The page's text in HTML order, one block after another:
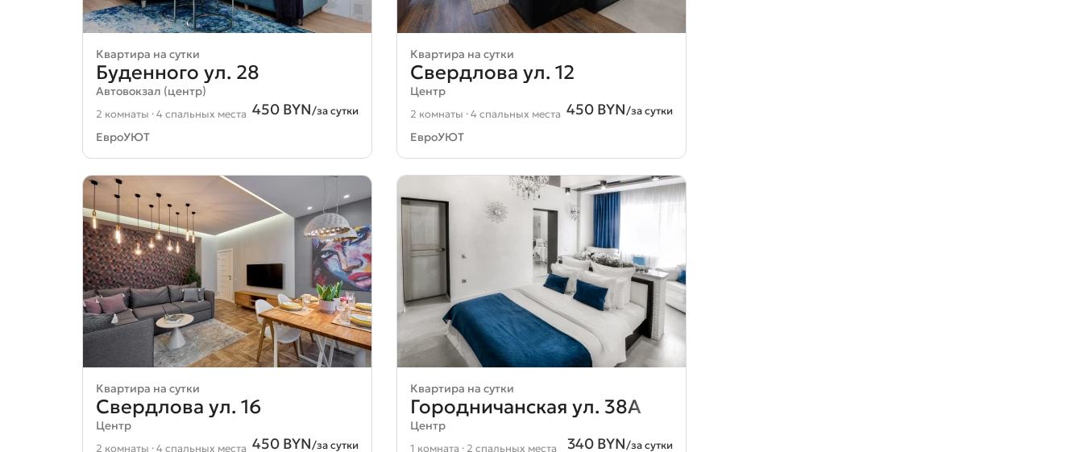
Квартира на сутки
Буденного ул. 28
Автовокзал (центр)
450 BYN/за сутки
2 комнаты · 4 спальных места
ЕвроУЮТ
Квартира на сутки
Свердлова ул. 12
Центр
450 BYN/за сутки
2 комнаты · 4 спальных места
ЕвроУЮТ
Квартира на сутки
Свердлова ул. 16
Центр
450 BYN/за сутки
2 комнаты · 4 спальных места
Квартира на сутки
Городничанская ул. 38А
Центр
340 BYN/за сутки
1 комната · 2 спальных места